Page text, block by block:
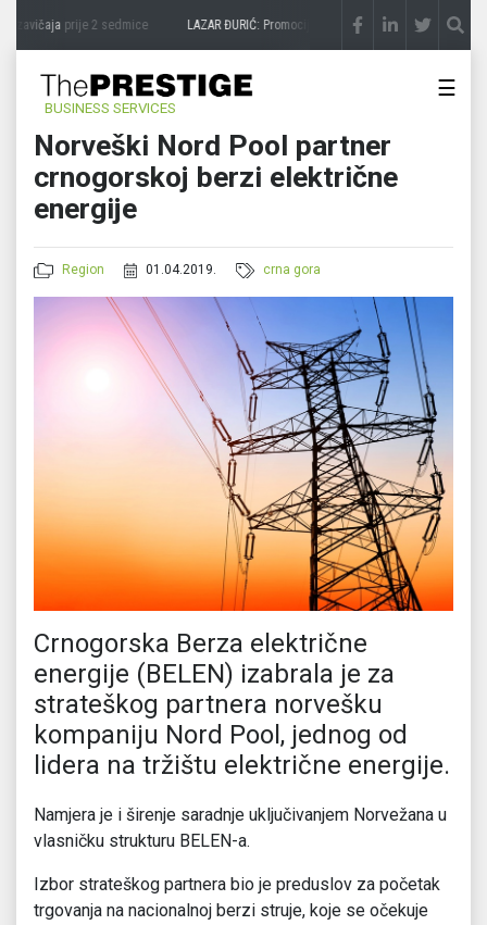
zavičajaprije 2 sedmice LAZAR ĐURIĆ: Promocija potencijal pretvara u destinaciju
BUSINESS SERVICES
☰
Norveški Nord Pool partner
crnogorskoj berzi električne
energije
Region 01.04.2019. crna gora
Crnogorska Berza električne
energije (BELEN) izabrala je za
strateškog partnera norvešku
kompaniju Nord Pool, jednog od
lidera na tržištu električne energije.
Namjera je i širenje saradnje uključivanjem Norvežana u
vlasničku strukturu BELEN-a.
Izbor strateškog partnera bio je preduslov za početak
trgovanja na nacionalnoj berzi struje, koje se očekuje